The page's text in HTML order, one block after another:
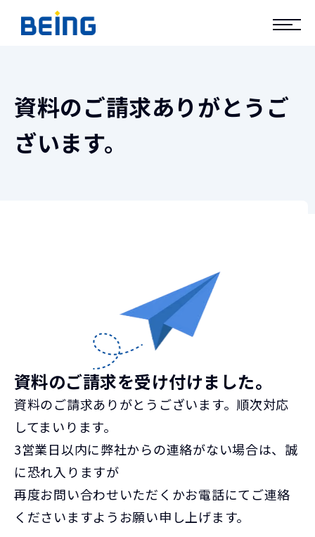
資料のご請求ありがとうご
ざいます。
資料のご請求を受け付けました。
資料のご請求ありがとうございます。順次対応
してまいります。
3営業日以内に弊社からの連絡がない場合は、誠
に恐れ入りますが
再度お問い合わせいただくかお電話にてご連絡
くださいますようお願い申し上げます。